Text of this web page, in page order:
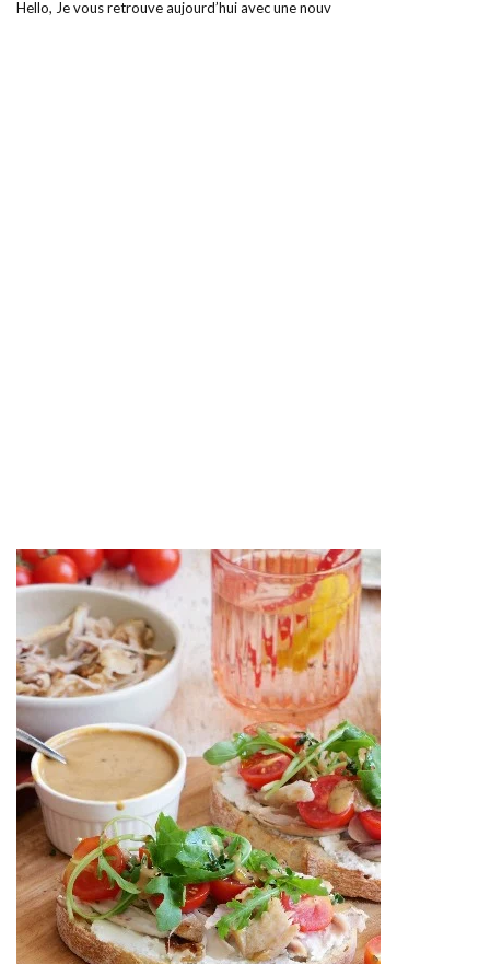
Hello, Je vous retrouve aujourd’hui avec une nouv